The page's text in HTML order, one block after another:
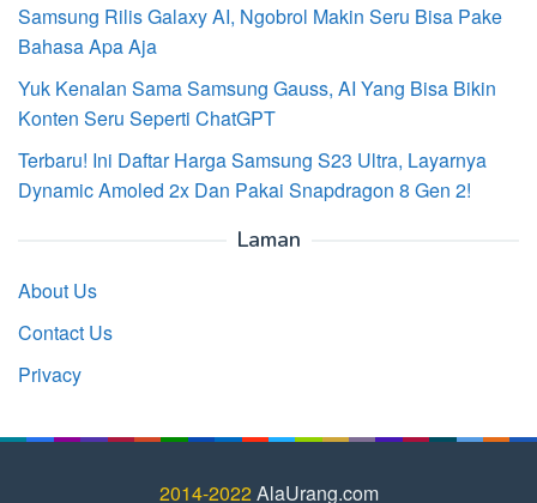
Samsung Rilis Galaxy AI, Ngobrol Makin Seru Bisa Pake
Bahasa Apa Aja
Yuk Kenalan Sama Samsung Gauss, AI Yang Bisa Bikin
Konten Seru Seperti ChatGPT
Terbaru! Ini Daftar Harga Samsung S23 Ultra, Layarnya
Dynamic Amoled 2x Dan Pakai Snapdragon 8 Gen 2!
Laman
About Us
Contact Us
Privacy
2014-2022 AlaUrang.com